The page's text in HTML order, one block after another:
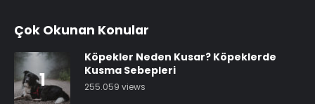
Çok Okunan Konular
1
Köpekler Neden Kusar? Köpeklerde
Kusma Sebepleri
255.059 views